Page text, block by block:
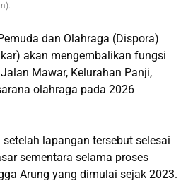
dan Olahraga (Dispora)
akan mengembalikan fungsi
Mawar, Kelurahan Panji,
olahraga pada 2026
lapangan tersebut selesai
sementara selama proses
Arung yang dimulai sejak 2023.